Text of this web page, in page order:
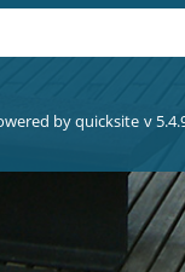
byquicksite v